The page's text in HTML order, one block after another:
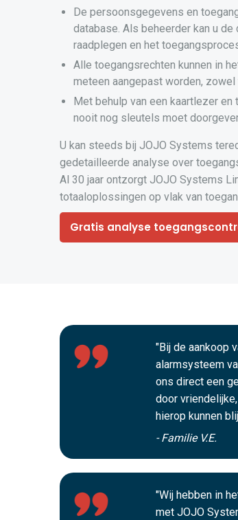
De persoonsgegevens en
database. Als beheerder kan u
raadplegen en het
Alle toegangsrechten kunnen in
meteen aangepast worden,
Met behulp van een kaartlezer
nooit nog sleutels moet
U kan steeds bij JOJO Systems
gedetailleerde analyse over
Al 30 jaar ontzorgt JOJO Systems
totaaloplossingen op vlak van
Gratis analyse
"Bij de aankoop
alarmsysteem
ons direct een
door
hierop kunnen
- Familie V.E.
"Wij hebben in
met JOJO